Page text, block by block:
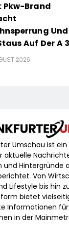
Pkw-Brand
Und
Auf Der A 3
2026
Umschau ist
aktuelle
und Hintergründe
Von
Lifestyle bis hin
bietet
Informationen für
in der